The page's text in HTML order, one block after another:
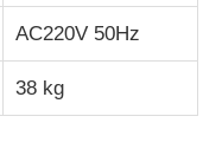
AC220V 50Hz
38 kg